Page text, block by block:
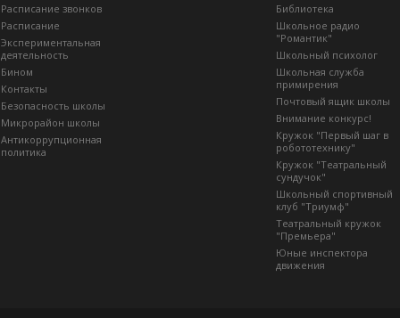
Расписание звонков
Расписание
Экспериментальная
деятельность
Бином
Контакты
Безопасность школы
Микрорайон школы
Антикоррупционная
политика
Библиотека
Школьное радио
"Романтик"
Школьный психолог
Школьная служба
примирения
Почтовый ящик школы
Внимание конкурс!
Кружок "Первый шаг в
робототехнику"
Кружок "Театральный
сундучок"
Школьный спортивный
клуб "Триумф"
Театральный кружок
"Премьера"
Юные инспектора
движения